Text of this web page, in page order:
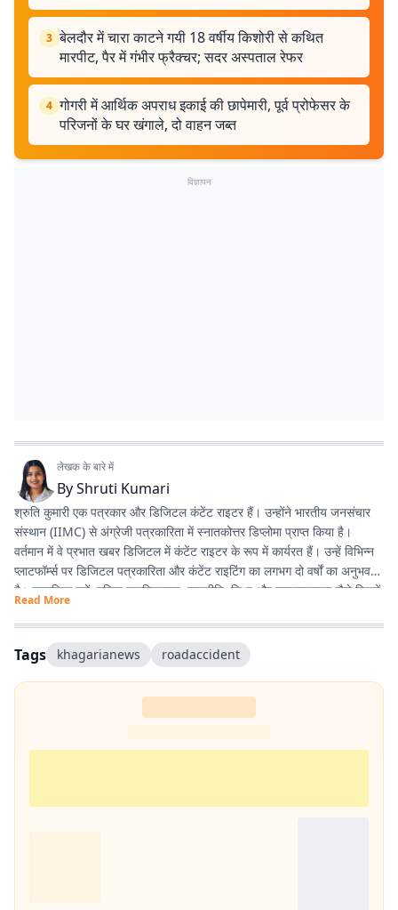
3 बेलदौर में चारा काटने गयी 18 वर्षीय किशोरी से कथित
मारपीट, पैर में गंभीर फ्रैक्चर; सदर अस्पताल रेफर
4 गोगरी में आर्थिक अपराध इकाई की छापेमारी, पूर्व प्रोफेसर के
परिजनों के घर खंगाले, दो वाहन जब्त
विज्ञापन
लेखक के बारे में
ByShruti Kumari
श्रुति कुमारी एक पत्रकार और डिजिटल कंटेंट राइटर हैं। उन्होंने भारतीय जनसंचार
संस्थान (IIMC) से अंग्रेजी पत्रकारिता में स्नातकोत्तर डिप्लोमा प्राप्त किया है।
वर्तमान में वे प्रभात खबर डिजिटल में कंटेंट राइटर के रूप में कार्यरत हैं। उन्हें विभिन्न
प्लाटफॉर्म्स पर डिजिटल पत्रकारिता और कंटेंट राइटिंग का लगभग दो वर्षों का अनुभव
है। सामाजिक मुद्दों, महिला सशक्तिकरण, राजनीति, शिक्षा और लाइफस्टाइल जैसे विषयों
पर लिखना उनकी विशेष रुचि का क्षेत्र है। इसके अलावा वे डिजिटल प्लेटफॉर्म के लिए
स्क्रिप्ट राइटिंग करती हैं तथा हिंदी कविता और अंगिका भाषा में लेखन का भी शौक
रखती हैं। प्रकृति से उनका विशेष लगाव है और वे मानती हैं कि संवेदनशील, तथ्यपरक
और जनसरोकार से जुड़ी पत्रकारिता समाज में सकारात्मक बदलाव का माध्यम बन सकती
है।
Read More
Tags khagarianews roadaccident